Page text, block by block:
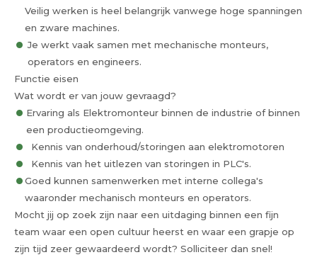
Veilig werken is heel belangrijk vanwege hoge spanningen
en zware machines.
Je werkt vaak samen met mechanische monteurs,
operators en engineers.
Functie eisen
Wat wordt er van jouw gevraagd?
Ervaring als Elektromonteur binnen de industrie of binnen
een productieomgeving.
Kennis van onderhoud/storingen aan elektromotoren
Kennis van het uitlezen van storingen in PLC's.
Goed kunnen samenwerken met interne collega's
waaronder mechanisch monteurs en operators.
Mocht jij op zoek zijn naar een uitdaging binnen een fijn
team waar een open cultuur heerst en waar een grapje op
zijn tijd zeer gewaardeerd wordt? Solliciteer dan snel!